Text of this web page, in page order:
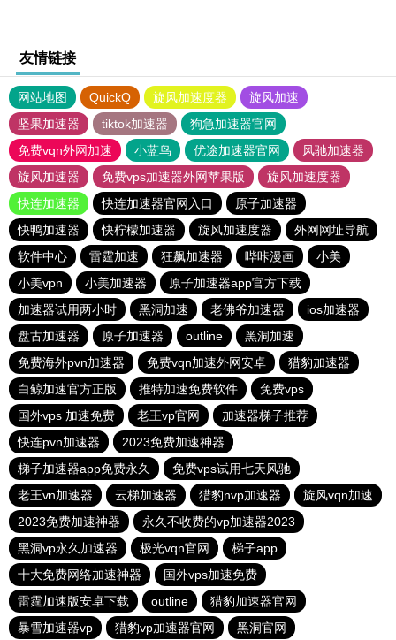
友情链接
网站地图 QuickQ 旋风加速度器
旋风加速
坚果加速器
tiktok加速器
狗急加速器官网
免费vqn外网加速
小蓝鸟 优途加速器官网
风驰加速器
旋风加速器
免费vps加速器外网苹果版
旋风加速度器
快连加速器
快连加速器官网入口
原子加速器
快鸭加速器
快柠檬加速器 旋风加速度器
外网网址导航
软件中心
雷霆加速 狂飙加速器 哔咔漫画
小美
小美vpn
小美加速器
原子加速器app官方下载
加速器试用两小时
黑洞加速 老佛爷加速器
ios加速器
盘古加速器
原子加速器 outline
黑洞加速
免费海外pvn加速器
免费vqn加速外网安卓
猎豹加速器
白鲸加速官方正版
推特加速免费软件
免费vps
国外vps 加速免费
老王vp官网
加速器梯子推荐
快连pvn加速器
2023免费加速神器
梯子加速器app免费永久
免费vps试用七天风驰
老王vn加速器
云梯加速器 猎豹nvp加速器
旋风vqn加速
2023免费加速神器
永久不收费的vp加速器2023
黑洞vp永久加速器
极光vqn官网
梯子app
十大免费网络加速神器
国外vps加速免费
雷霆加速版安卓下载
outline
猎豹加速器官网
暴雪加速器vp
猎豹vp加速器官网 黑洞官网